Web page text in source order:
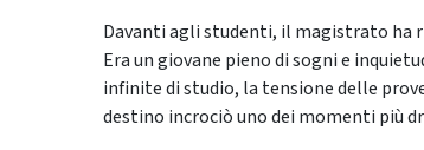
Davanti agli studenti, il magistrato ha
Era un giovane pieno di sogni e
infinite di studio, la tensione delle
destino incrociò uno dei momenti più